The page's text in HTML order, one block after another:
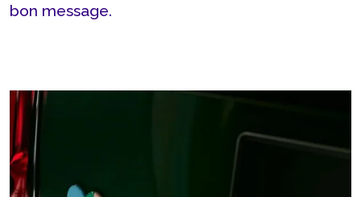
bon message.